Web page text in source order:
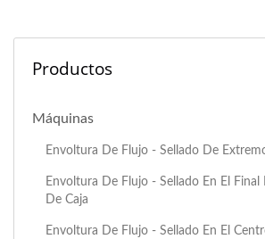
Productos
Máquinas
Envoltura De Flujo - Sellado De
Envoltura De Flujo - Sellado En El
De Caja
Envoltura De Flujo - Sellado En El